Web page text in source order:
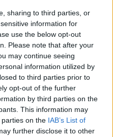
sharing to third parties, or
information for
use the below opt-out
Please note that after your
may continue seeing
information utilized by
to third parties prior to
opt-out of the further
by third parties on the
This information may
on the IAB’s List of
further disclose it to other
επιχειρηματικές
και τον κόσμο στο